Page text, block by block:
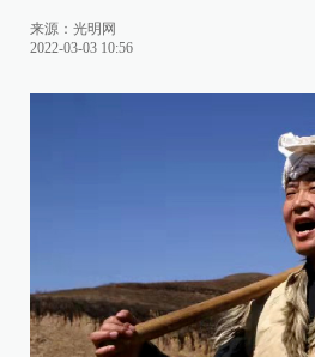
来源： 光明网
2022-03-03 10:56